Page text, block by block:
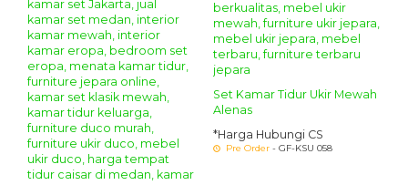
Set Kamar Tidur Ukir Mewah
Alenas
*Harga Hubungi CS
Pre Order - GF-KSU 058